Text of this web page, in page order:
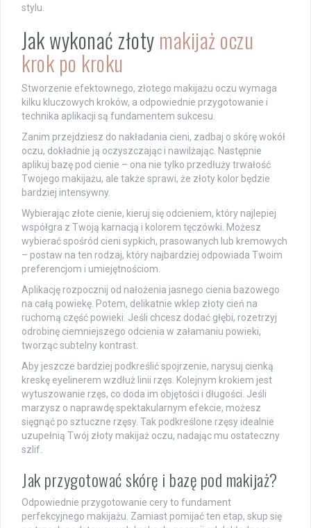
stylu.
Jak wykonać złoty makijaż oczu
krok po kroku
Stworzenie efektownego, złotego makijażu oczu wymaga
kilku kluczowych kroków, a odpowiednie przygotowanie i
technika aplikacji są fundamentem sukcesu.
Zanim przejdziesz do nakładania cieni, zadbaj o skórę wokół
oczu, dokładnie ją oczyszczając i nawilżając. Następnie
aplikuj bazę pod cienie – ona nie tylko przedłuży trwałość
Twojego makijażu, ale także sprawi, że złoty kolor będzie
bardziej intensywny.
Wybierając złote cienie, kieruj się odcieniem, który najlepiej
współgra z Twoją karnacją i kolorem tęczówki. Możesz
wybierać spośród cieni sypkich, prasowanych lub kremowych
– postaw na ten rodzaj, który najbardziej odpowiada Twoim
preferencjom i umiejętnościom.
Aplikację rozpocznij od nałożenia jasnego cienia bazowego
na całą powiekę. Potem, delikatnie wklep złoty cień na
ruchomą część powieki. Jeśli chcesz dodać głębi, rozetrzyj
odrobinę ciemniejszego odcienia w załamaniu powieki,
tworząc subtelny kontrast.
Aby jeszcze bardziej podkreślić spojrzenie, narysuj cienką
kreskę eyelinerem wzdłuż linii rzęs. Kolejnym krokiem jest
wytuszowanie rzęs, co doda im objętości i długości. Jeśli
marzysz o naprawdę spektakularnym efekcie, możesz
sięgnąć po sztuczne rzęsy. Tak podkreślone rzęsy idealnie
uzupełnią Twój złoty makijaż oczu, nadając mu ostateczny
szlif.
Jak przygotować skórę i bazę pod makijaż?
Odpowiednie przygotowanie cery to fundament
perfekcyjnego makijażu. Zamiast pomijać ten etap, skup się